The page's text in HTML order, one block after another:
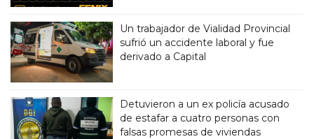
Un trabajador de Vialidad Provincial
sufrió un accidente laboral y fue
derivado a Capital
Detuvieron a un ex policía acusado
de estafar a cuatro personas con
falsas promesas de viviendas